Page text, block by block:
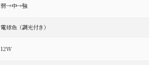
弱→中→強
電球色（調光付き）
12W